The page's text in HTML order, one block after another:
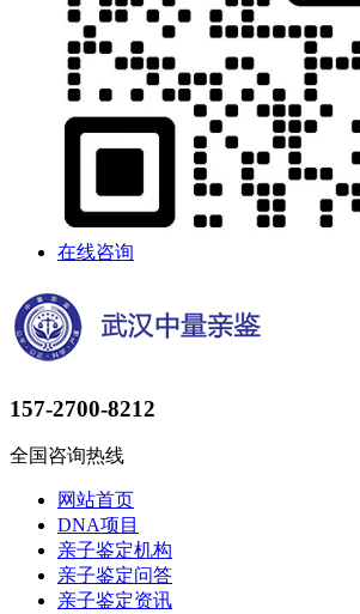
在线咨询
157-2700-8212
全国咨询热线
网站首页
DNA项目
亲子鉴定机构
亲子鉴定问答
亲子鉴定资讯